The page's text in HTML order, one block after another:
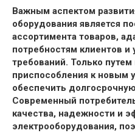
Важным аспектом
оборудования является
ассортимента товаров,
потребностям клиентов и
требований. Только
приспособления к новым
обеспечить
Современный
качества, надежности и
электрооборудования,